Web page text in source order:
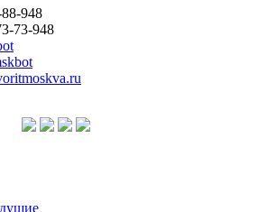
948
73-948